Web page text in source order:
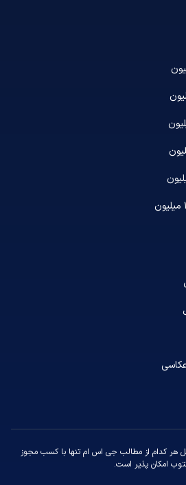
بخش یا کل هر کدام از مطالب جی اس ام تنها با کسب مجوز
امکان پذیر است.